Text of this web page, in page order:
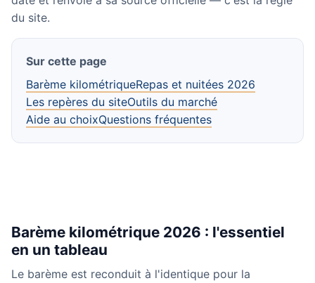
du site.
Sur cette page
Barème kilométriqueRepas et nuitées 2026
Les repères du siteOutils du marché
Aide au choixQuestions fréquentes
Barème kilométrique 2026 : l'essentiel
en un tableau
Le barème est reconduit à l'identique pour la